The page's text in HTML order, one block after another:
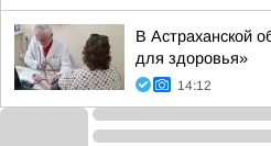
В Астраханской
для здоровья»
14:12